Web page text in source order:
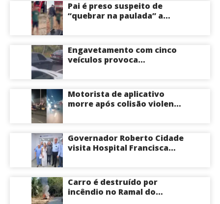
Pai é preso suspeito de
“quebrar na paulada” a
Itacoatiara: “batia para
corrigir e educar”; veja
vídeo
Engavetamento com cinco
veículos provoca
Manaus
Motorista de aplicativo
morre após colisão violenta
Governador Roberto Cidade
visita Hospital Francisca
cirurgias cardíacas
pediátricas
Carro é destruído por
incêndio no Ramal do